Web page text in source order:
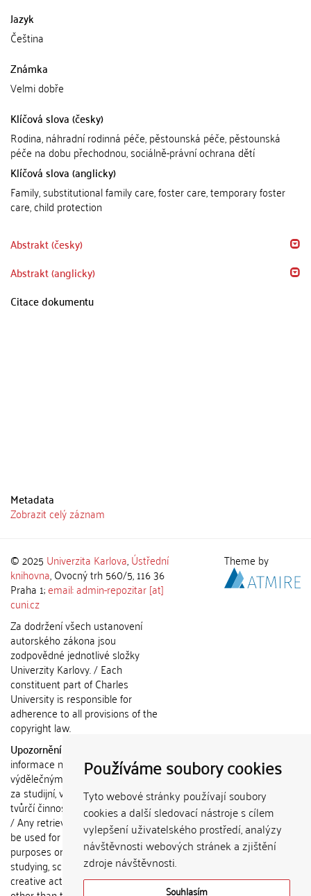
Používáme soubory cookies
Tyto webové stránky používají soubory
cookies a další sledovací nástroje s cílem
vylepšení uživatelského prostředí, analýzy
návštěvnosti webových stránek a zjištění
zdroje návštěvnosti.
Souhlasím
Jazyk
Čeština
Známka
Velmi dobře
Klíčová slova (česky)
Rodina, náhradní rodinná péče, pěstounská péče, pěstounská
péče na dobu přechodnou, sociálně-právní ochrana dětí
Klíčová slova (anglicky)
Family, substitutional family care, foster care, temporary foster
care, child protection
Abstrakt (česky)
Abstrakt (anglicky)
Citace dokumentu
Metadata
Zobrazit celý záznam
© 2025 Univerzita Karlova,Ústřední
knihovna, Ovocný trh 560/5, 116 36
Praha 1;email: admin-repozitar [at]
cuni.cz
Za dodržení všech ustanovení
autorského zákona jsou
zodpovědné jednotlivé složky
Univerzity Karlovy. / Each
constituent part of Charles
University is responsible for
adherence to all provisions of the
copyright law.
Upozornění / Notice:
informace nemohou být použity k
výdělečným účelům nebo vydávány
za studijní, vědeckou nebo jinou
tvůrčí činnost jiné osoby než autora.
/ Any retrieved information shall not
be used for any commercial
purposes or claimed as results of
studying, scientific or any other
creative activities of any person
Theme by